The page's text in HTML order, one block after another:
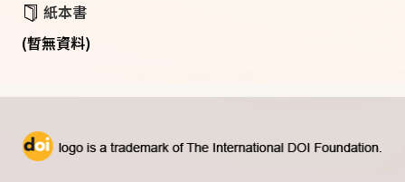
紙本書
(暫無資料)